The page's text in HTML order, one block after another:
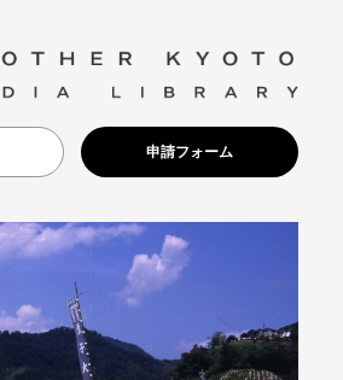
申請フォーム